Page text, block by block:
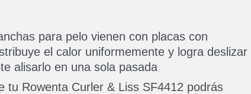
para pelo vienen con placas con
el calor uniformemente y logra deslizar
alisarlo en una sola pasada
tu Rowenta Curler & Liss SF4412 podrás